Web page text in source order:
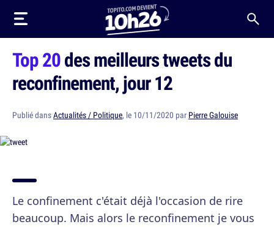
Top 20des meilleurs tweets du
reconfinement, jour 12
Publié dansActualités / Politique, le 10/11/2020 par Pierre Galouise
Le confinement c'était déjà l'occasion de rire
beaucoup. Mais alors le reconfinement je vous